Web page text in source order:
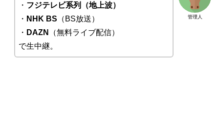
管理人
・ フジテレビ系列（地上波）
・ NHK BS （BS放送）
・ DAZN
（無料ライブ配信）
で生中継。